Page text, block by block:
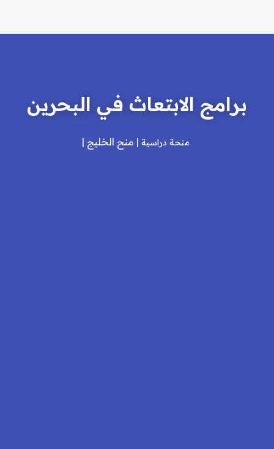
برامج الابتعاث في البحرين
منحة دراسية منح الخليج